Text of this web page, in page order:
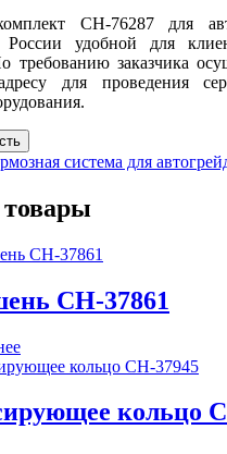
CH-76287 для
удобной для
требованию заказчика
для проведения
система для
CH-37861
кольцо